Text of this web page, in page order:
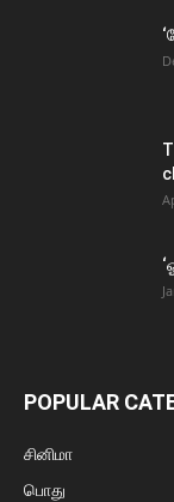
POPULAR
சினிமா
பொது